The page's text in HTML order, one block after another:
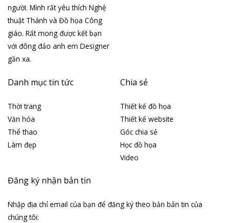
người. Mình rất yêu thích Nghệ
thuật Thánh và Đồ họa Công
giáo. Rất mong được kết bạn
với đông đảo anh em Designer
gần xa.
Danh mục tin tức
Thời trang
Văn hóa
Thể thao
Làm đẹp
Chia sẻ
Thiết kế đồ họa
Thiết kế website
Góc chia sẻ
Học đồ họa
Video
Đăng ký nhận bản tin
Nhập địa chỉ email của bạn để đăng ký theo bản bản tin của
chúng tôi: